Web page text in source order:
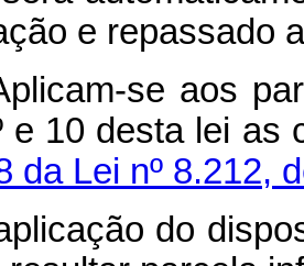
e repassado
se aos
e 10 desta lei
da Lei nº 8.212,
do